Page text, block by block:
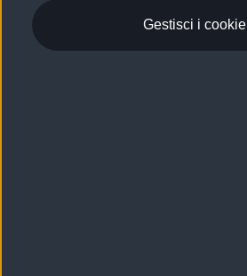
Gestisci i cookie